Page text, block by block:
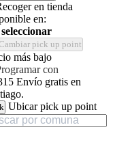
en tienda
en:
pick up point
más bajo
con
Envío gratis en
Ubicar pick up point